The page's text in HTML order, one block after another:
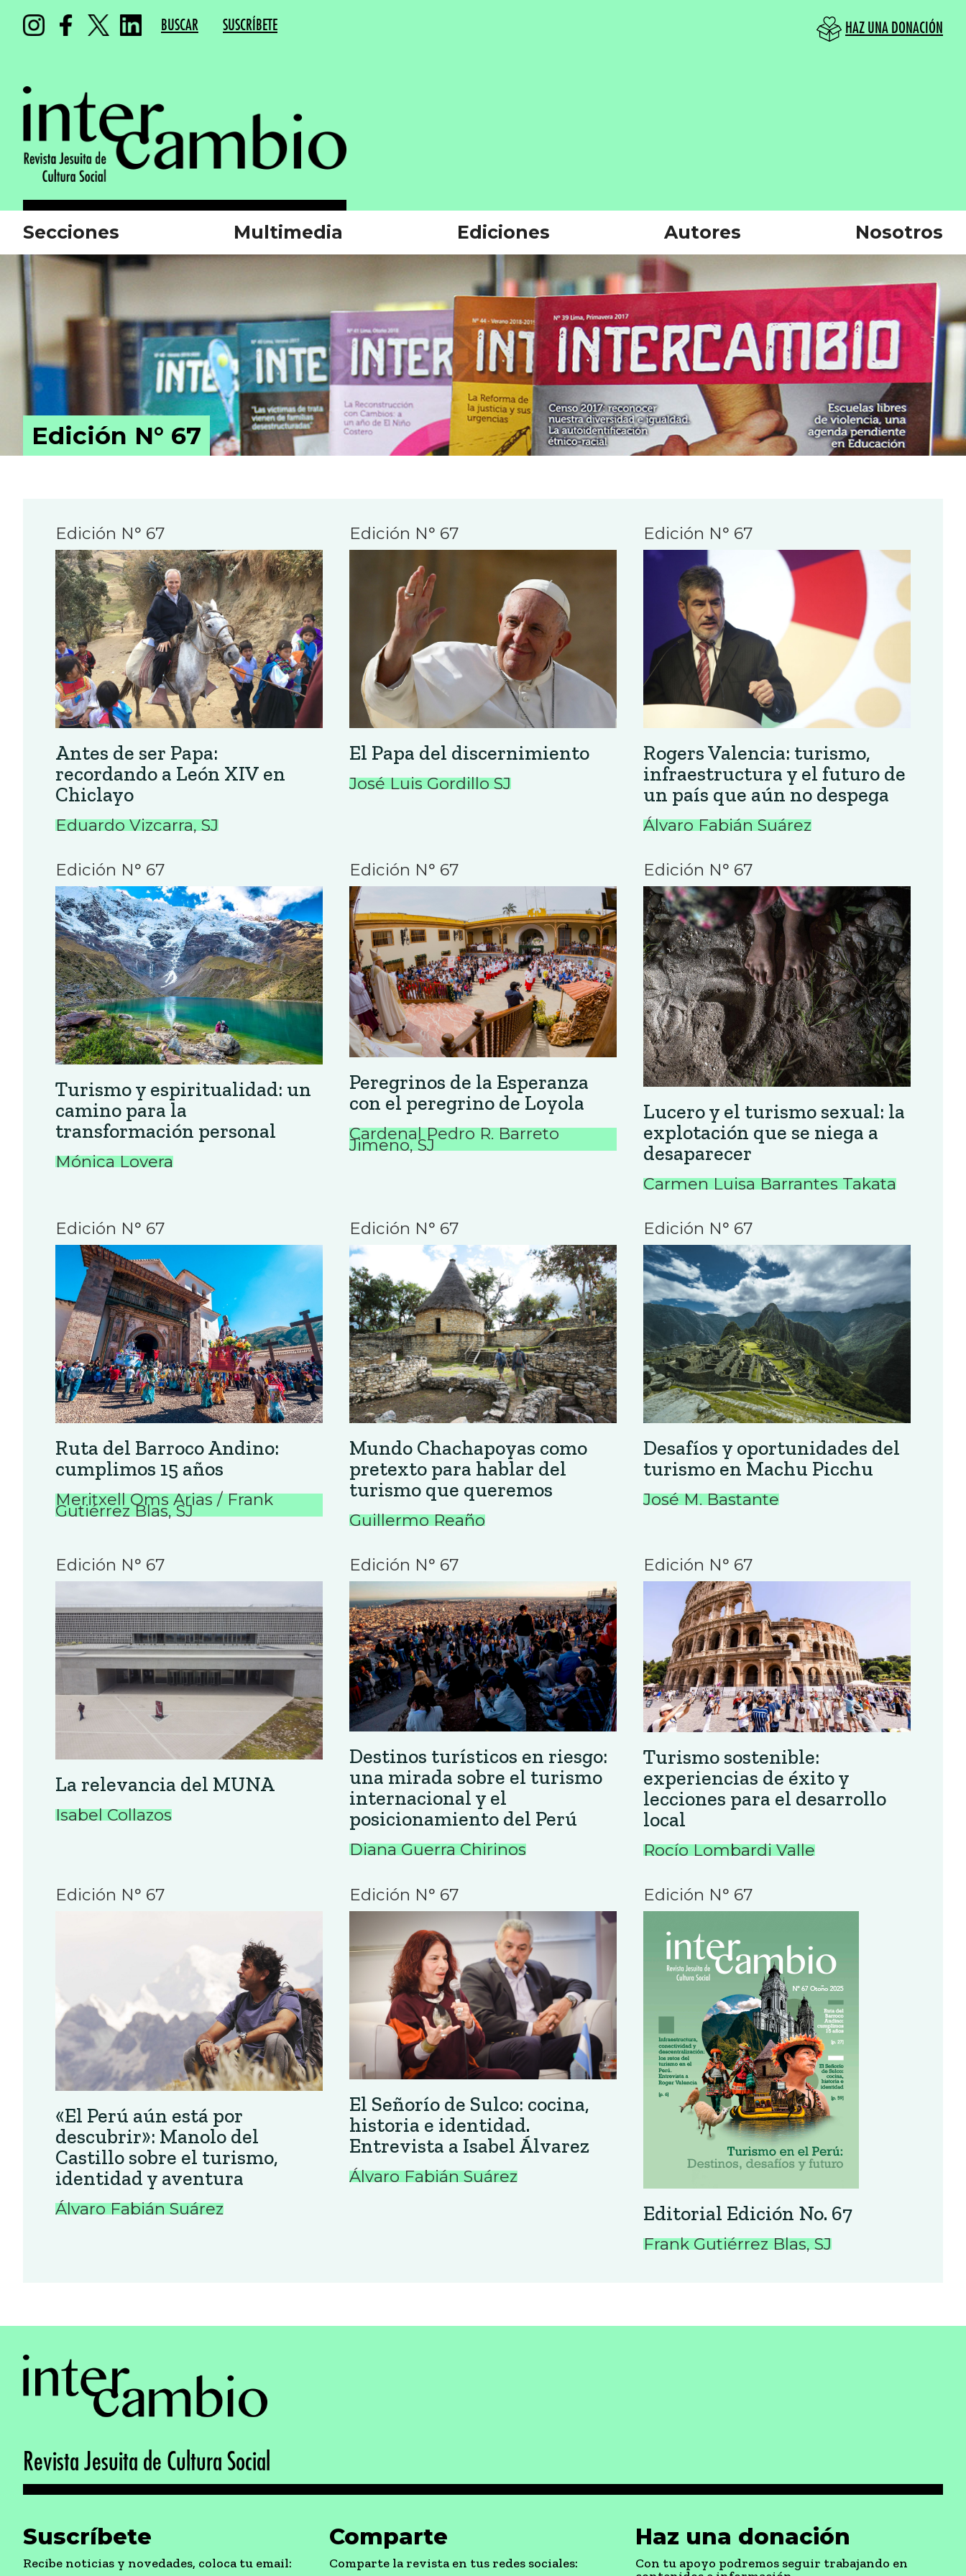
BUSCAR SUSCRÍBETE HAZ UNA DONACIÓN
Secciones Multimedia Ediciones Autores Nosotros
Edición N° 67
Edición N° 67
Antes de ser Papa:
recordando a León XIV en
Chiclayo
Eduardo Vizcarra, SJ
Edición N° 67
El Papa del discernimiento
José Luis Gordillo SJ
Edición N° 67
Rogers Valencia: turismo,
infraestructura y el futuro de
un país que aún no despega
Álvaro Fabián Suárez
Edición N° 67
Turismo y espiritualidad: un
camino para la
transformación personal
Mónica Lovera
Edición N° 67
Peregrinos de la Esperanza
con el peregrino de Loyola
Cardenal Pedro R. Barreto
Jimeno, SJ
Edición N° 67
Lucero y el turismo sexual: la
explotación que se niega a
desaparecer
Carmen Luisa Barrantes Takata
Edición N° 67
Ruta del Barroco Andino:
cumplimos 15 años
Meritxell Oms Arias / Frank
Gutiérrez Blas, SJ
Edición N° 67
Mundo Chachapoyas como
pretexto para hablar del
turismo que queremos
Guillermo Reaño
Edición N° 67
Desafíos y oportunidades del
turismo en Machu Picchu
José M. Bastante
Edición N° 67
La relevancia del MUNA
Isabel Collazos
Edición N° 67
Destinos turísticos en riesgo:
una mirada sobre el turismo
internacional y el
posicionamiento del Perú
Diana Guerra Chirinos
Edición N° 67
Turismo sostenible:
experiencias de éxito y
lecciones para el desarrollo
local
Rocío Lombardi Valle
Edición N° 67
«El Perú aún está por
descubrir»: Manolo del
Castillo sobre el turismo,
identidad y aventura
Álvaro Fabián Suárez
Edición N° 67
El Señorío de Sulco: cocina,
historia e identidad.
Entrevista a Isabel Álvarez
Álvaro Fabián Suárez
Edición N° 67
Editorial Edición No. 67
Frank Gutiérrez Blas, SJ
Revista Jesuita de Cultura Social
Suscríbete
Recibe noticias y novedades, coloca tu email:
Comparte
Comparte la revista en tus redes sociales:
Haz una donación
Con tu apoyo podremos seguir trabajando en